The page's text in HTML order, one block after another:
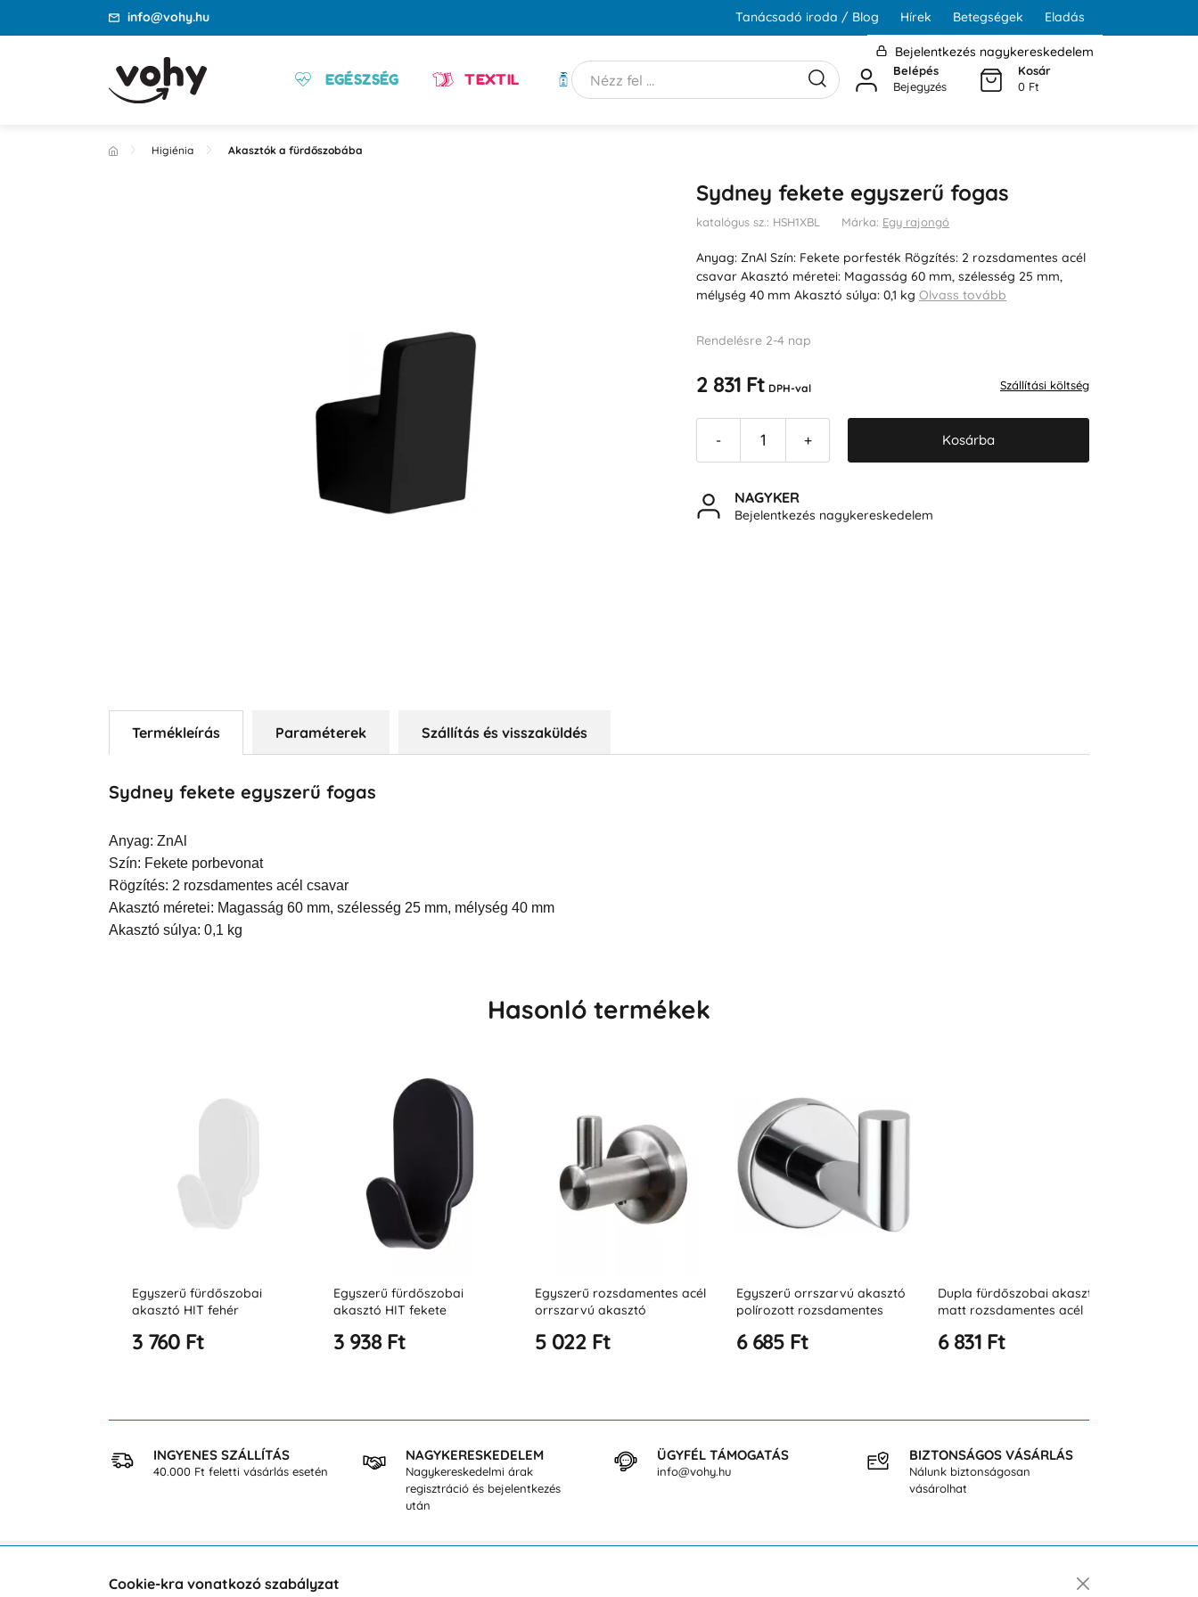
info@vohy.hu Tanácsadó iroda / Blog Hírek Betegségek Eladás
Bejelentkezés nagykereskedelem
EGÉSZSÉG TEXTIL HIGIÉNIA
Belépés
Bejegyzés
Kosár
0 Ft
Higiénia Akasztók a fürdőszobába
Sydney fekete egyszerű fogas
katalógus sz.: HSH1XBL Márka: Egy rajongó
Anyag: ZnAl Szín: Fekete porfesték Rögzítés: 2 rozsdamentes acél
csavar Akasztó méretei: Magasság 60 mm, szélesség 25 mm,
mélység 40 mm Akasztó súlya: 0,1 kgOlvass tovább
Rendelésre 2-4 nap
2 831 Ft DPH-val Szállítási költség
- + Kosárba
NAGYKER
Bejelentkezés nagykereskedelem
Termékleírás Paraméterek Szállítás és visszaküldés
Sydney fekete egyszerű fogas
Anyag: ZnAl
Szín: Fekete porbevonat
Rögzítés: 2 rozsdamentes acél csavar
Akasztó méretei: Magasság 60 mm, szélesség 25 mm, mélység 40 mm
Akasztó súlya: 0,1 kg
Hasonló termékek
Egyszerű fürdőszobai
akasztó HIT fehér
3 760 Ft
Egyszerű fürdőszobai
akasztó HIT fekete
3 938 Ft
Egyszerű rozsdamentes acél
orrszarvú akasztó
5 022 Ft
Egyszerű orrszarvú akasztó
polírozott rozsdamentes
6 685 Ft
Dupla fürdőszobai akasztó,
matt rozsdamentes acél
6 831 Ft
INGYENES SZÁLLÍTÁS
40.000 Ft feletti vásárlás esetén
NAGYKERESKEDELEM
Nagykereskedelmi árak
regisztráció és bejelentkezés
után
ÜGYFÉL TÁMOGATÁS
info@vohy.hu
BIZTONSÁGOS VÁSÁRLÁS
Nálunk biztonságosan
vásárolhat
Cookie-kra vonatkozó szabályzat